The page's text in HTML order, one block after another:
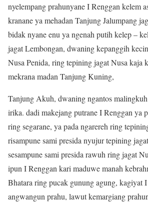
nyelempang prahunyane I Renggan kelem
kranane ya mehadan Tanjung Jalumpang
bidak nyane enu ya ngenah putih kelep –
jagat Lembongan, dwaning kepanggih
Nusa Penida, ring tepining jagat Nusa kaja
mekrana madan Tanjung Kuning,
Tanjung Akuh, dwaning ngantos
irika. dadi makejang putrane I Renggan ya
ring segarane, ya pada ngarereh ring
risampune sami presida nyujur tepining
sesampune sami presida rawuh ring jagat
ipun I Renggan kari maduwe manah
Bhatara ring pucak gunung agung, kagiyat
angwangun prahu, lawut kemargiang